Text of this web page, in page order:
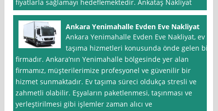
fiyatlarla sağlamayı hedeflemektedir. Ankataş Nakliyat
Ankara Yenimahalle Evden Eve Nakliyat
Ankara Yenimahalle Evden Eve Nakliyat, ev
taşıma hizmetleri konusunda önde gelen bir
firmadır. Ankara’nın Yenimahalle bölgesinde yer alan
firmamız, müşterilerimize profesyonel ve güvenilir bir
hizmet sunmaktadır. Ev taşıma süreci oldukça stresli ve
zahmetli olabilir. Eşyaların paketlenmesi, taşınması ve
yerleştirilmesi gibi işlemler zaman alıcı ve